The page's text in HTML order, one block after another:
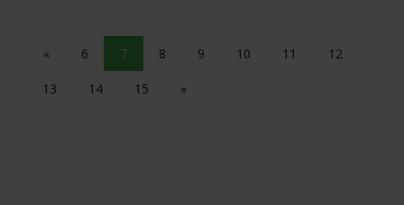
« 6 7 8 9 10 11 12
13 14 15 »